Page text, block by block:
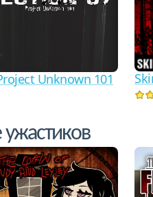
Unknown 101